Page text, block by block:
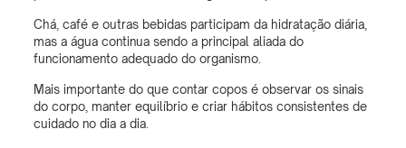
Chá, café e outras bebidas participam da hidratação diária,
mas a água continua sendo a principal aliada do
funcionamento adequado do organismo.
Mais importante do que contar copos é observar os sinais
do corpo, manter equilíbrio e criar hábitos consistentes de
cuidado no dia a dia.